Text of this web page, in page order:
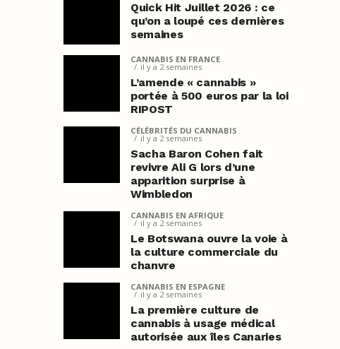
Quick Hit Juillet 2026 : ce
qu’on a loupé ces dernières
semaines
CANNABIS EN FRANCE
il y a 2 semaines
L’amende « cannabis »
portée à 500 euros par la loi
RIPOST
CÉLÉBRITÉS DU CANNABIS
il y a 2 semaines
Sacha Baron Cohen fait
revivre Ali G lors d’une
apparition surprise à
Wimbledon
CANNABIS EN AFRIQUE
il y a 2 semaines
Le Botswana ouvre la voie à
la culture commerciale du
chanvre
CANNABIS EN ESPAGNE
il y a 2 semaines
La première culture de
cannabis à usage médical
autorisée aux îles Canaries